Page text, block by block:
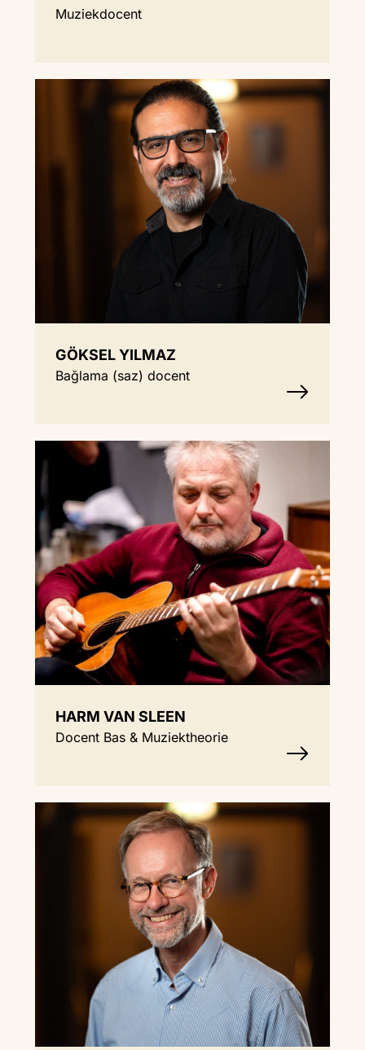
Muziekdocent
GÖKSEL YILMAZ
Bağlama (saz) docent
HARM VAN SLEEN
Docent Bas & Muziektheorie